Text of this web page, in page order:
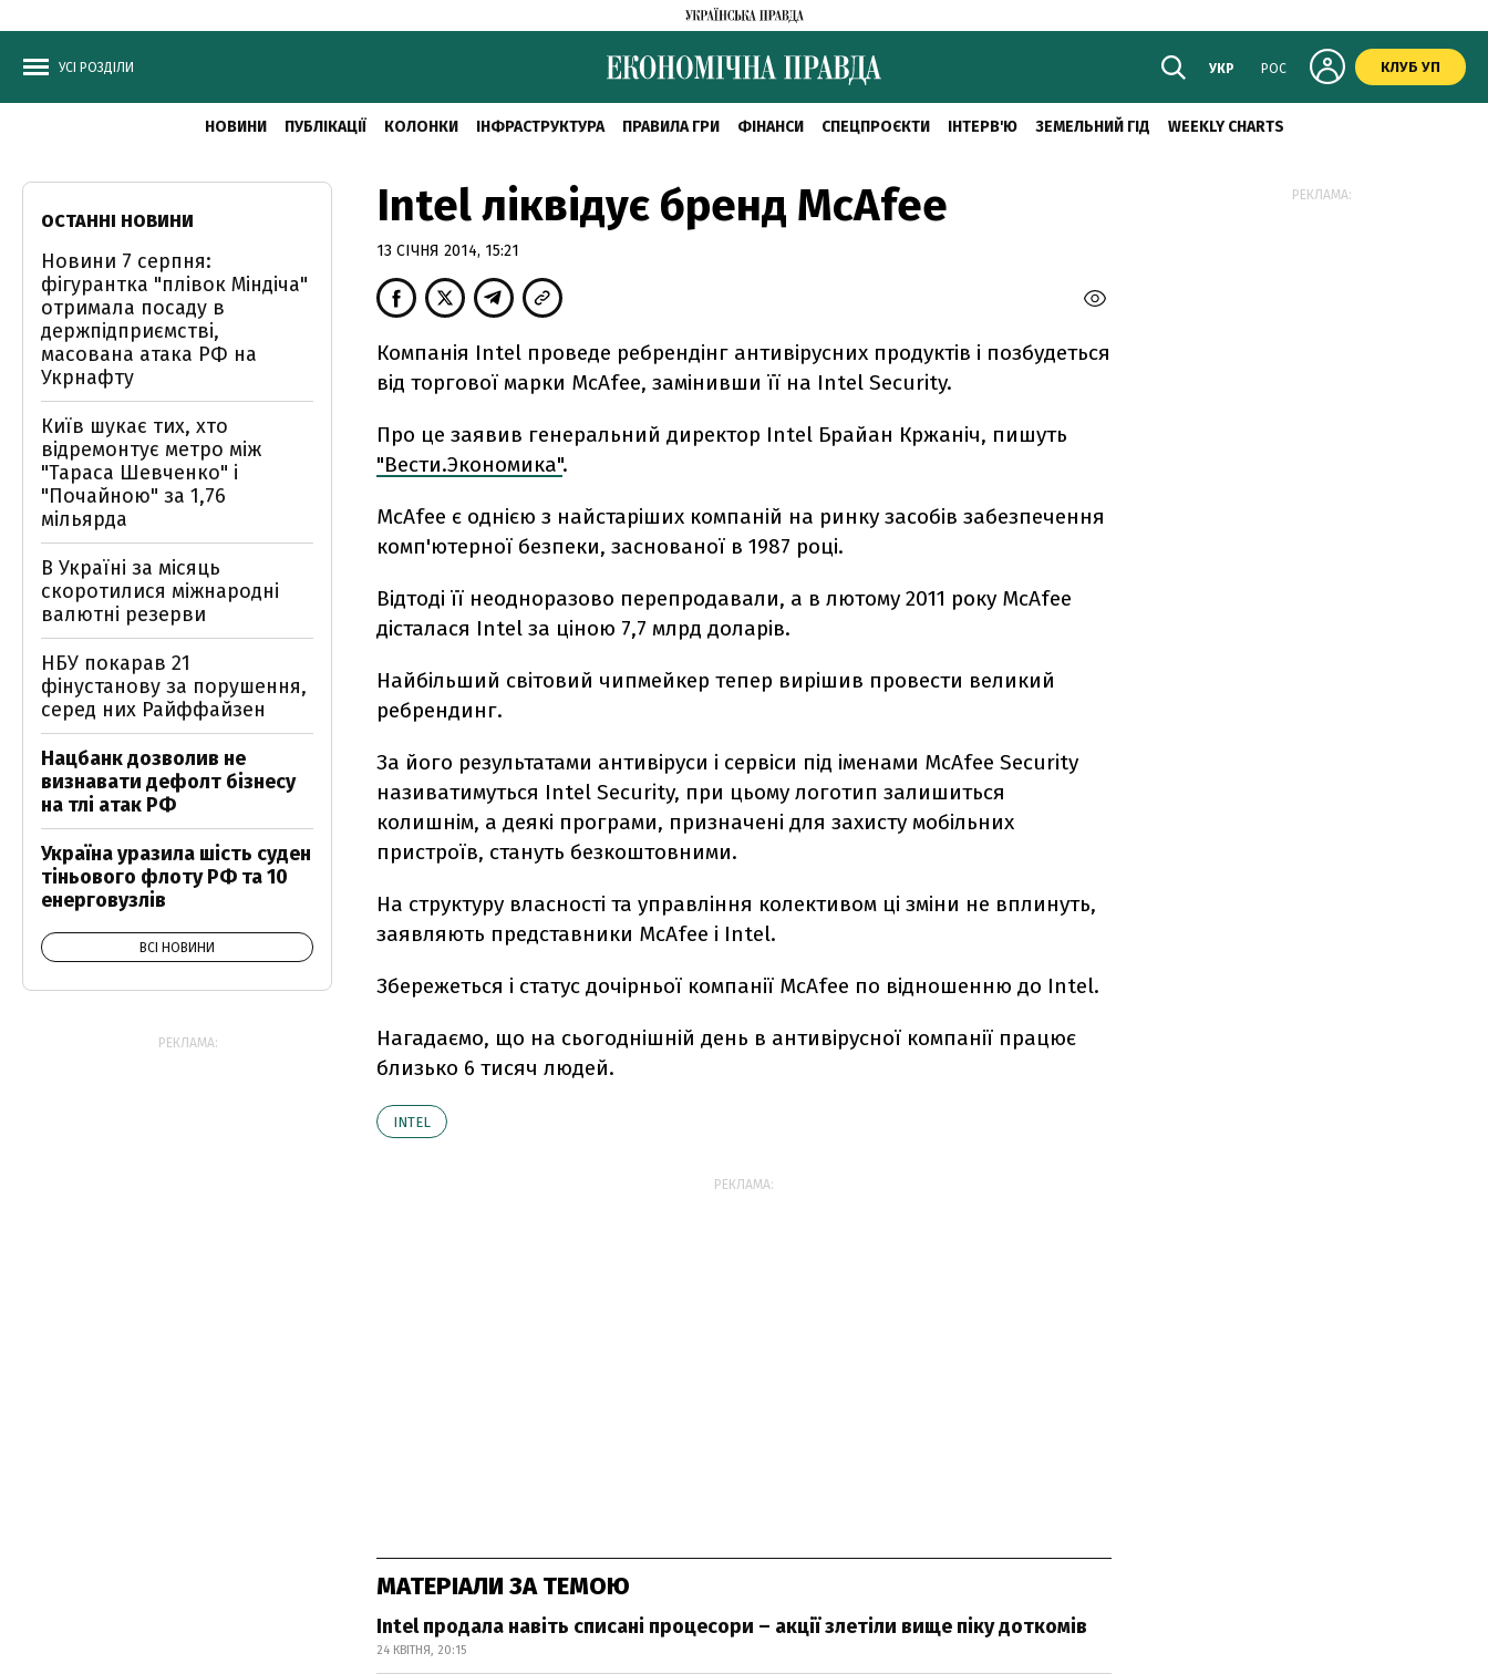
УСІ РОЗДІЛИ УКР РОС КЛУБ УП
НОВИНИ ПУБЛІКАЦІЇ КОЛОНКИ ІНФРАСТРУКТУРА ПРАВИЛА ГРИ ФІНАНСИ СПЕЦПРОЄКТИ ІНТЕРВ'Ю ЗЕМЕЛЬНИЙ ГІД WEEKLY CHARTS
Intel ліквідує бренд McAfee
13 СІЧНЯ 2014, 15:21
Компанія Intel проведе ребрендінг антивірусних продуктів і позбудеться
від торгової марки McAfee, замінивши її на Intel Security.
Про це заявив генеральний директор Intel Брайан Кржаніч, пишуть
"Вести.Экономика".
McAfee є однією з найстаріших компаній на ринку засобів забезпечення
комп'ютерної безпеки, заснованої в 1987 році.
Відтоді її неодноразово перепродавали, а в лютому 2011 року McAfee
дісталася Intel за ціною 7,7 млрд доларів.
Найбільший світовий чипмейкер тепер вирішив провести великий
ребрендинг.
За його результатами антивіруси і сервіси під іменами McAfee Security
називатимуться Intel Security, при цьому логотип залишиться
колишнім, а деякі програми, призначені для захисту мобільних
пристроїв, стануть безкоштовними.
На структуру власності та управління колективом ці зміни не вплинуть,
заявляють представники McAfee і Intel.
Збережеться і статус дочірньої компанії McAfee по відношенню до Intel.
Нагадаємо, що на сьогоднішній день в антивірусної компанії працює
близько 6 тисяч людей.
INTEL
РЕКЛАМА:
МАТЕРІАЛИ ЗА ТЕМОЮ
Intel продала навіть списані процесори – акції злетіли вище піку доткомів
24 КВІТНЯ, 20:15
ОСТАННІ НОВИНИ
Новини 7 серпня:
фігурантка "плівок Міндіча"
отримала посаду в
держпідприємстві,
масована атака РФ на
Укрнафту
Київ шукає тих, хто
відремонтує метро між
"Тараса Шевченко" і
"Почайною" за 1,76
мільярда
В Україні за місяць
скоротилися міжнародні
валютні резерви
НБУ покарав 21
фінустанову за порушення,
серед них Райффайзен
Нацбанк дозволив не
визнавати дефолт бізнесу
на тлі атак РФ
Україна уразила шість суден
тіньового флоту РФ та 10
енерговузлів
ВСІ НОВИНИ
РЕКЛАМА:
РЕКЛАМА: